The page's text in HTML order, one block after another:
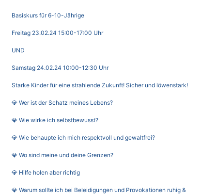
Basiskurs für 6-10-Jährige
Freitag 23.02.24 15:00-17:00 Uhr
UND
Samstag 24.02.24 10:00-12:30 Uhr
Starke Kinder für eine strahlende Zukunft! Sicher und löwenstark!
💎 Wer ist der Schatz meines Lebens?
💎 Wie wirke ich selbstbewusst?
💎 Wie behaupte ich mich respektvoll und gewaltfrei?
💎 Wo sind meine und deine Grenzen?
💎 Hilfe holen aber richtig
💎 Warum sollte ich bei Beleidigungen und Provokationen ruhig &